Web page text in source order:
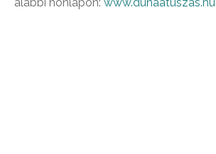
alábbi honlapon: www.dunaatuszas.hu